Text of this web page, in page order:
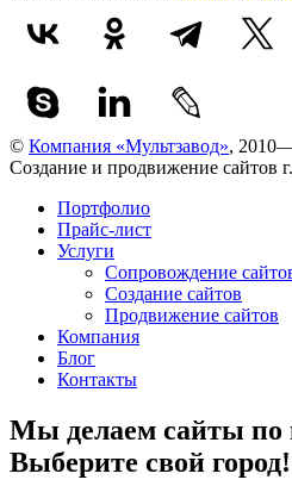
© Компания «Мультзавод»,
Создание и продвижение сайтов
Портфолио
Прайс-лист
Услуги
Сопровождение
Создание сайтов
Продвижение сайтов
Компания
Блог
Контакты
Мы делаем сайты по
Выберите свой город!